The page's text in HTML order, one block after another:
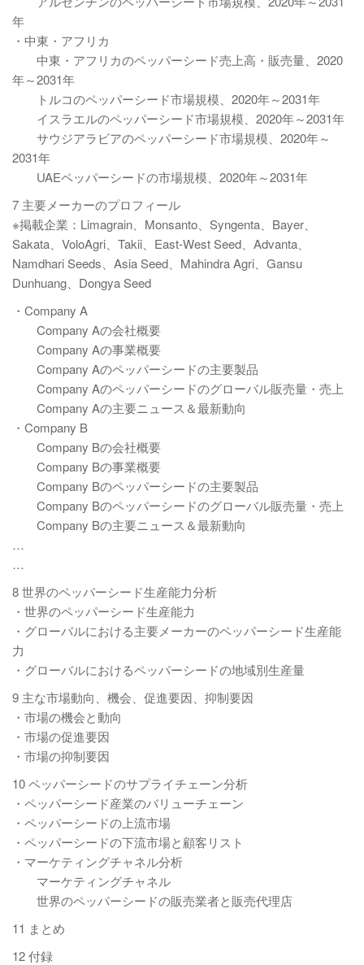
年
・中東・アフリカ
中東・アフリカのペッパーシード売上高・販売量、2020
年～2031年
トルコのペッパーシード市場規模、2020年～2031年
イスラエルのペッパーシード市場規模、2020年～2031年
サウジアラビアのペッパーシード市場規模、2020年～
2031年
UAEペッパーシードの市場規模、2020年～2031年
7 主要メーカーのプロフィール
※掲載企業：Limagrain、Monsanto、Syngenta、Bayer、
Sakata、VoloAgri、Takii、East-West Seed、Advanta、
Namdhari Seeds、Asia Seed、Mahindra Agri、Gansu
Dunhuang、Dongya Seed
・Company A
Company Aの会社概要
Company Aの事業概要
Company Aのペッパーシードの主要製品
Company Aのペッパーシードのグローバル販売量・売上
Company Aの主要ニュース＆最新動向
・Company B
Company Bの会社概要
Company Bの事業概要
Company Bのペッパーシードの主要製品
Company Bのペッパーシードのグローバル販売量・売上
Company Bの主要ニュース＆最新動向
…
…
8 世界のペッパーシード生産能力分析
・世界のペッパーシード生産能力
・グローバルにおける主要メーカーのペッパーシード生産能
力
・グローバルにおけるペッパーシードの地域別生産量
9 主な市場動向、機会、促進要因、抑制要因
・市場の機会と動向
・市場の促進要因
・市場の抑制要因
10 ペッパーシードのサプライチェーン分析
・ペッパーシード産業のバリューチェーン
・ペッパーシードの上流市場
・ペッパーシードの下流市場と顧客リスト
・マーケティングチャネル分析
マーケティングチャネル
世界のペッパーシードの販売業者と販売代理店
11 まとめ
12 付録